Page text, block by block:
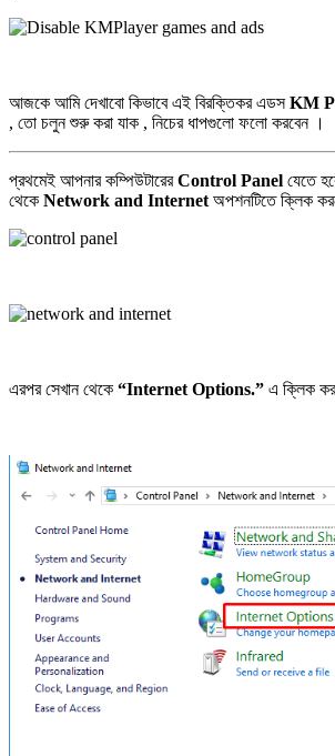
আজকে আমি দেখাবো কিভাবে এই বিরক্তিকর এডসKM
, তো চলুন শুরু করা যাক , নিচের ধাপগুলো ফলো করবেন ।
প্রথমেই আপনার কম্পিউটারেরControl Panel যেতে
থেকে Network and Internet অপশনটিতে ক্লিক
এরপর সেখান থেকে “Internet Options.” এ ক্লিক